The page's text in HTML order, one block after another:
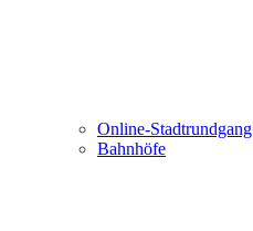
Online-Stadtrundgang
Bahnhöfe